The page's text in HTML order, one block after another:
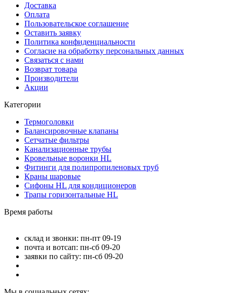
Доставка
Оплата
Пользовательское соглашение
Оставить заявку
Политика конфиденциальности
Согласие на обработку персональных данных
Связаться с нами
Возврат товара
Производители
Акции
Категории
Термоголовки
Балансировочные клапаны
Сетчатые фильтры
Канализационные трубы
Кровельные воронки HL
Фитинги для полипропиленовых труб
Краны шаровые
Сифоны HL для кондиционеров
Трапы горизонтальные HL
Время работы
склад и звонки: пн-пт 09-19
почта и вотсап: пн-сб 09-20
заявки по сайту: пн-сб 09-20